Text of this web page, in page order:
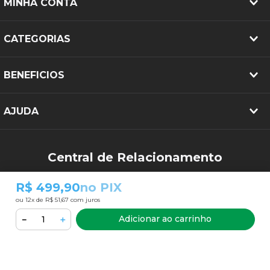
R$ 499,90no PIX
ou 12x de R$ 51,67 com juros
＋
－ Adicionar ao carrinho
MINHA CONTA
CATEGORIAS
BENEFICIOS
AJUDA
Central de Relacionamento
sac@pneubarato.com.br
FORMAS DE PAGAMENTO